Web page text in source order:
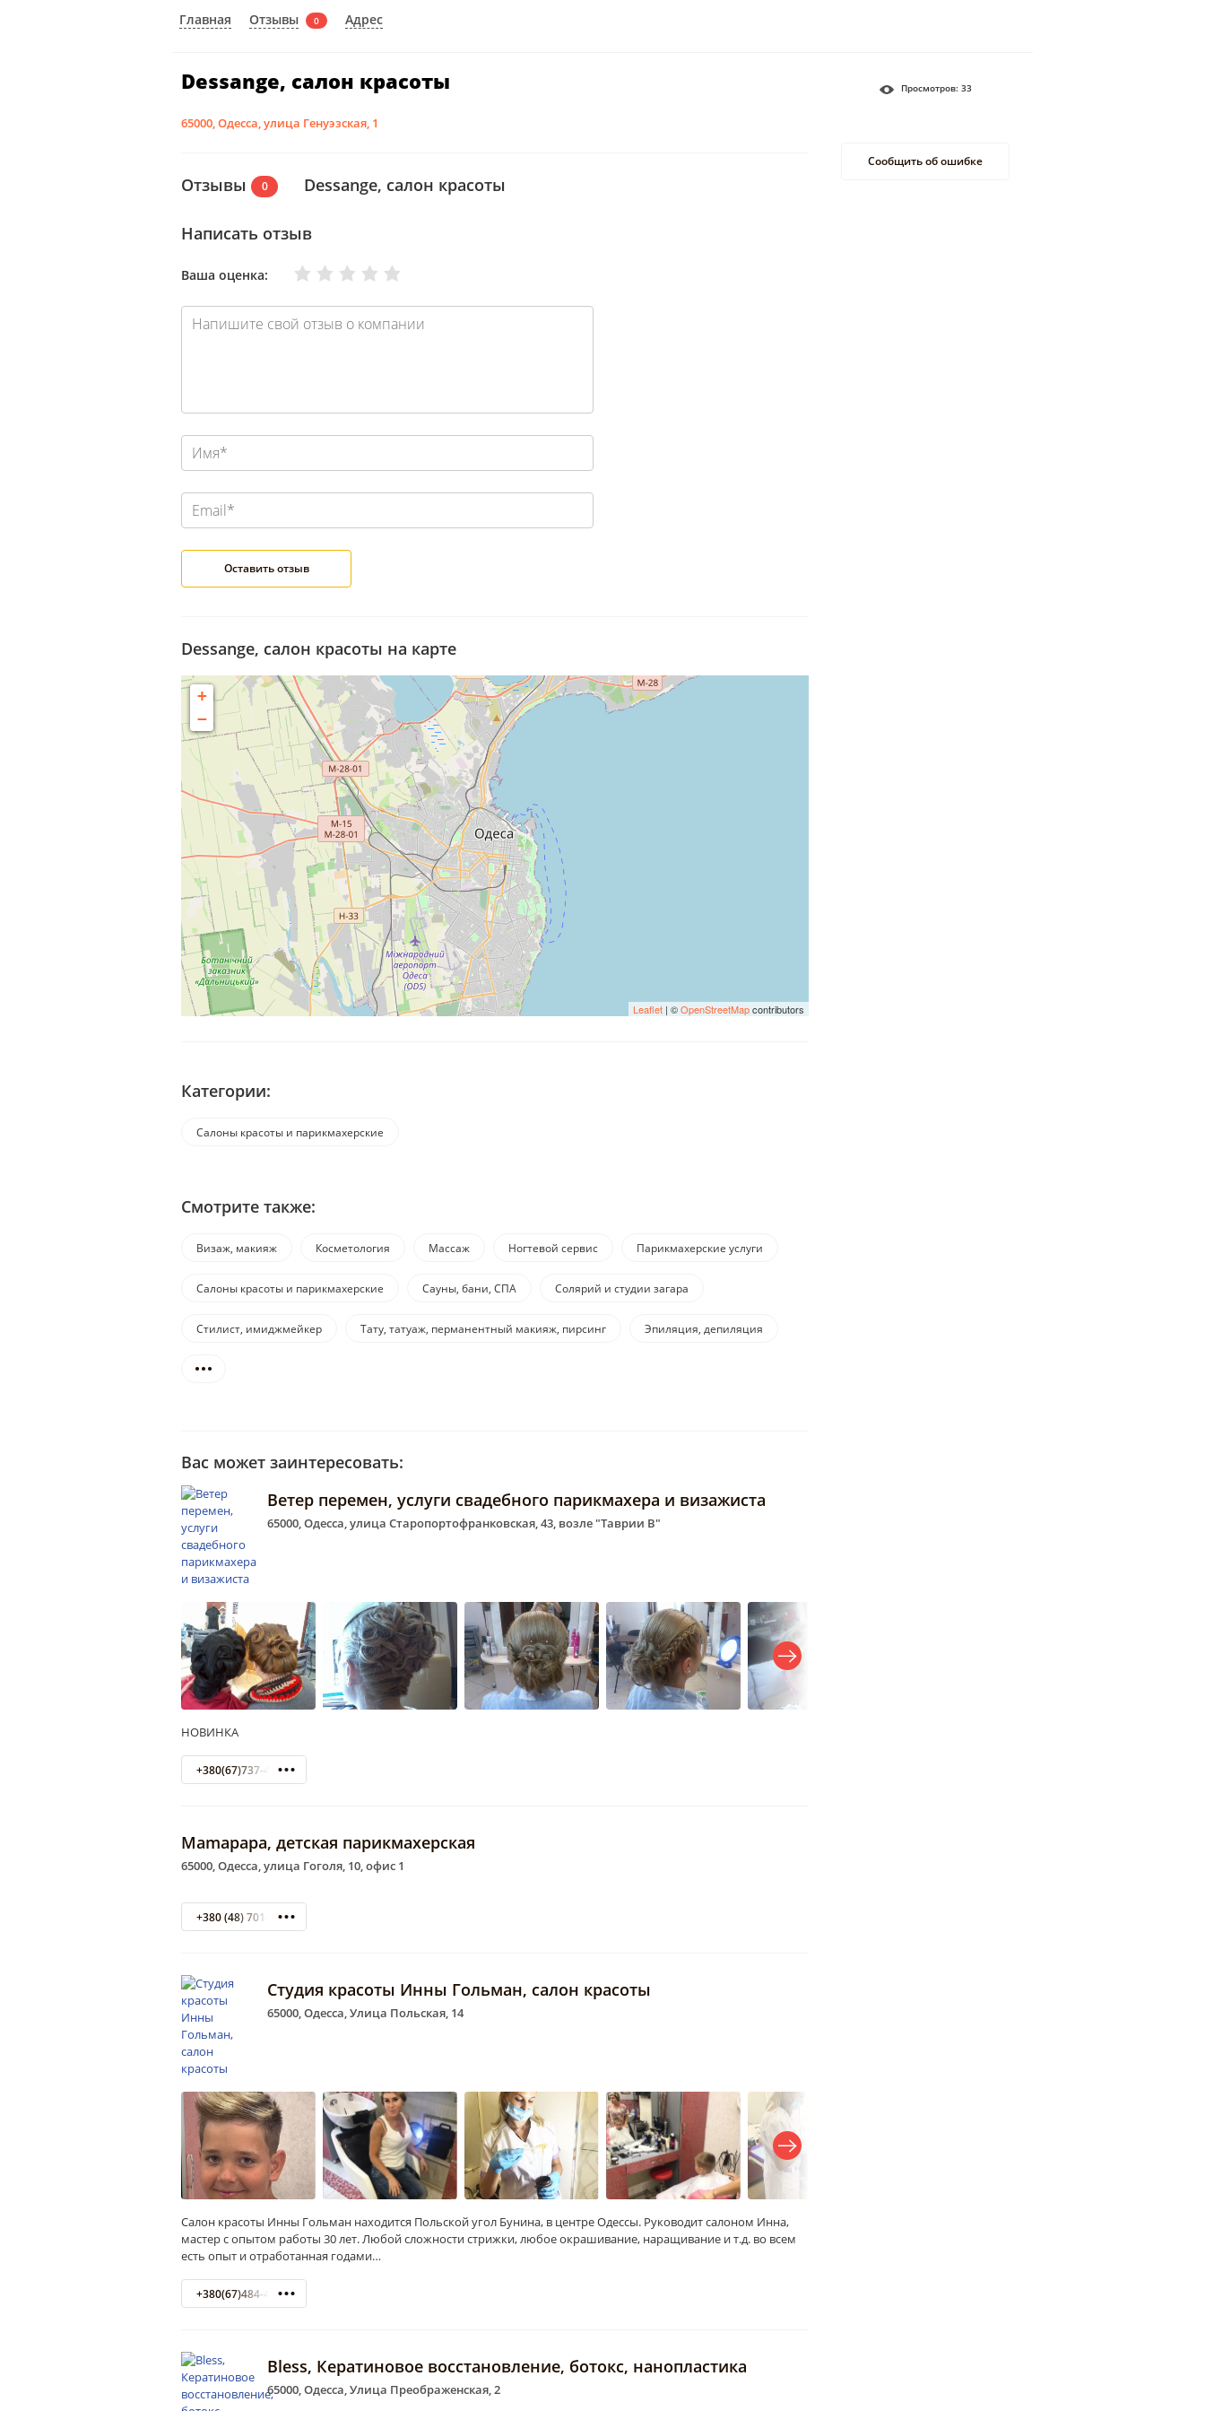
Главная Отзывы 0 Адрес
Dessange, салон красоты
65000, Одесса, улица Генуэзская, 1
Отзывы 0 Dessange, салон красоты
Написать отзыв
Ваша оценка: Отлично
Хорошо
Нормально
Плохо
Очень плохо
Dessange, салон красоты на карте
+
−
Leaflet | ©OpenStreetMapcontributors
Категории:
Салоны красоты и парикмахерские
Смотрите также:
Визаж, макияж Косметология Массаж Ногтевой сервис Парикмахерские услуги
Салоны красоты и парикмахерские Сауны, бани, СПА Солярий и студии загара
Стилист, имиджмейкер Тату, татуаж, перманентный макияж, пирсинг Эпиляция, депиляция
Вас может заинтересовать:
Ветер перемен, услуги свадебного парикмахера и визажиста
65000, Одесса, улица Старопортофранковская, 43, возле "Таврии В"
НОВИНКА
+380(67)737-48-91
Mamapapa, детская парикмахерская
65000, Одесса, улица Гоголя, 10, офис 1
+380 (48) 701-28-89
Студия красоты Инны Гольман, салон красоты
65000, Одесса, Улица Польская, 14
Салон красоты Инны Гольман находится Польской угол Бунина, в центре Одессы. Руководит салоном Инна,
мастер с опытом работы 30 лет. Любой сложности стрижки, любое окрашивание, наращивание и т.д. во всем
есть опыт и отработанная годами…
+380(67)484-47-00
Bless, Кератиновое восстановление, ботокс, нанопластика
65000, Одесса, Улица Преображенская, 2
Просмотров: 33
Сообщить об ошибке